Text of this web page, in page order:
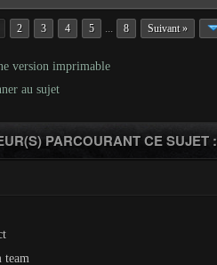
2 3 4 5 ... 8 Suivant »
version imprimable
au sujet
PARCOURANT CE SUJET :
team